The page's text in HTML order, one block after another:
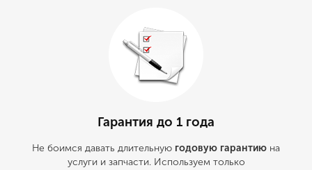
Гарантия до 1 года
Не боимся давать длительную годовую гарантию на
услуги и запчасти. Используем только